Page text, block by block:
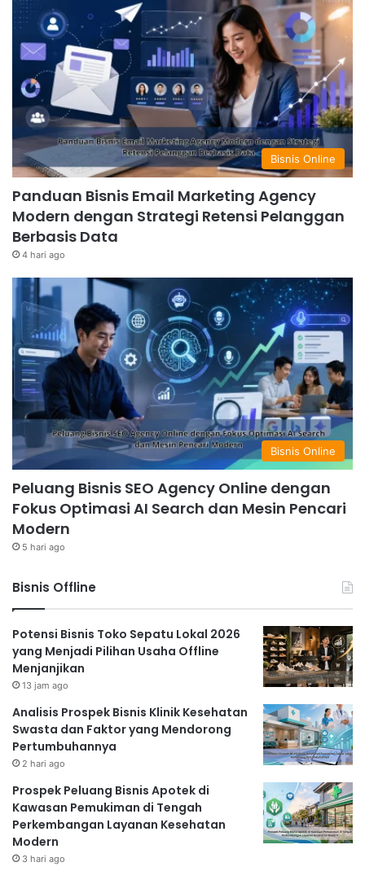
Bisnis Online
Panduan Bisnis Email Marketing Agency
Modern dengan Strategi Retensi Pelanggan
Berbasis Data
4 hari ago
Bisnis Online
Peluang Bisnis SEO Agency Online dengan
Fokus Optimasi AI Search dan Mesin Pencari
Modern
5 hari ago
Bisnis Offline
Potensi Bisnis Toko Sepatu Lokal 2026
yang Menjadi Pilihan Usaha Offline
Menjanjikan
13 jam ago
Analisis Prospek Bisnis Klinik Kesehatan
Swasta dan Faktor yang Mendorong
Pertumbuhannya
2 hari ago
Prospek Peluang Bisnis Apotek di
Kawasan Pemukiman di Tengah
Perkembangan Layanan Kesehatan
Modern
3 hari ago